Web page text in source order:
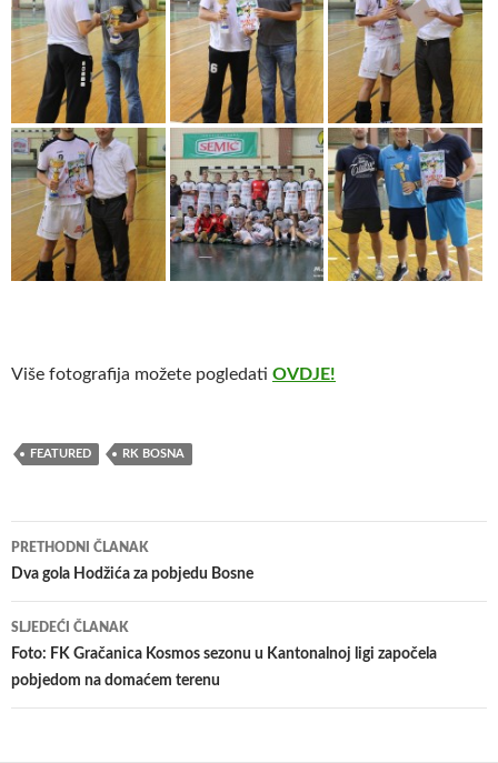
Više fotografija možete pogledati OVDJE!
FEATURED RK BOSNA
Navigacija
članaka
PRETHODNI ČLANAK
Dva gola Hodžića za pobjedu Bosne
SLJEDEĆI ČLANAK
Foto: FK Gračanica Kosmos sezonu u Kantonalnoj ligi započela
pobjedom na domaćem terenu